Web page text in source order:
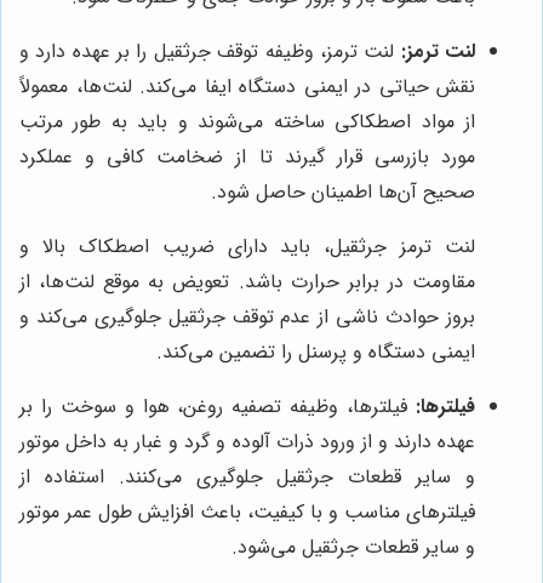
لنت ترمز: لنت ترمز، وظیفه توقف جرثقیل را بر عهده دارد و
نقش حیاتی در ایمنی دستگاه ایفا می‌کند. لنت‌ها، معمولاً
از مواد اصطکاکی ساخته می‌شوند و باید به طور مرتب
مورد بازرسی قرار گیرند تا از ضخامت کافی و عملکرد
صحیح آن‌ها اطمینان حاصل شود.
لنت ترمز جرثقیل، باید دارای ضریب اصطکاک بالا و
مقاومت در برابر حرارت باشد. تعویض به موقع لنت‌ها، از
بروز حوادث ناشی از عدم توقف جرثقیل جلوگیری می‌کند و
ایمنی دستگاه و پرسنل را تضمین می‌کند.
فیلترها: فیلترها، وظیفه تصفیه روغن، هوا و سوخت را بر
عهده دارند و از ورود ذرات آلوده و گرد و غبار به داخل موتور
و سایر قطعات جرثقیل جلوگیری می‌کنند. استفاده از
فیلترهای مناسب و با کیفیت، باعث افزایش طول عمر موتور
و سایر قطعات جرثقیل می‌شود.